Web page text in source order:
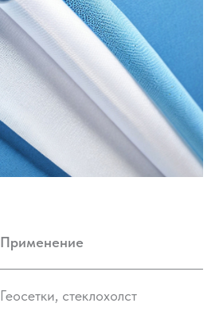
Применение
Геосетки, стеклохолст